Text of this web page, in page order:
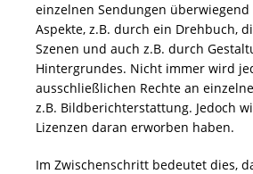
einzelnen Sendungen
Aspekte, z.B. durch ein Drehbuch,
Szenen und auch z.B. durch
Hintergrundes. Nicht immer wird
ausschließlichen Rechte an
z.B. Bildberichterstattung. Jedoch
Lizenzen daran erworben haben.
Im Zwischenschritt bedeutet dies,